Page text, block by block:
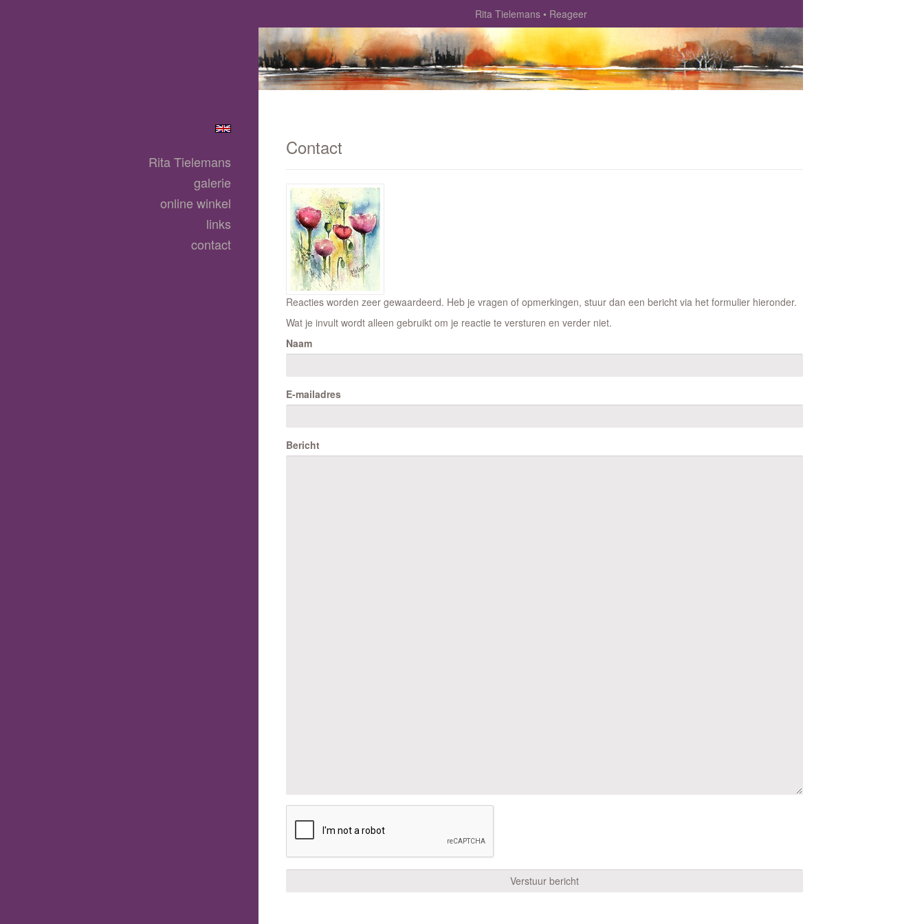
Rita Tielemans Reageer
Contact
Reacties worden zeer gewaardeerd. Heb je vragen of opmerkingen, stuur dan een bericht via het formulier hieronder.
Wat je invult wordt alleen gebruikt om je reactie te versturen en verder niet.
Naam
E-mailadres
Bericht
Rita Tielemans
galerie
online winkel
links
contact